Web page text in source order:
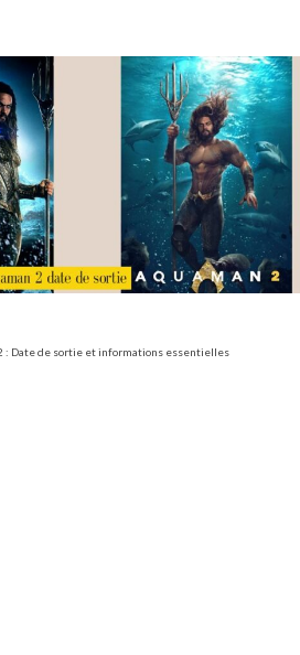
: Date de sortie et informations essentielles